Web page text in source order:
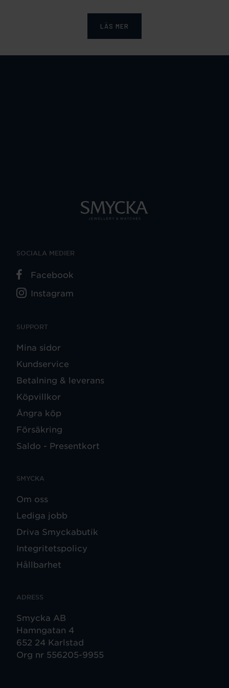
LÄS MER
SUPPORT
Mina sidor
Kundservice
Betalning & leverans
Köpvillkor
Ångra köp
Försäkring
Saldo - Presentkort
SMYCKA
Om oss
Lediga jobb
Driva Smyckabutik
Integritetspolicy
Hållbarhet
ADRESS
Smycka AB
Hamngatan 4
652 24 Karlstad
Org nr 556205-9955
SOCIALA MEDIER
Facebook
Instagram